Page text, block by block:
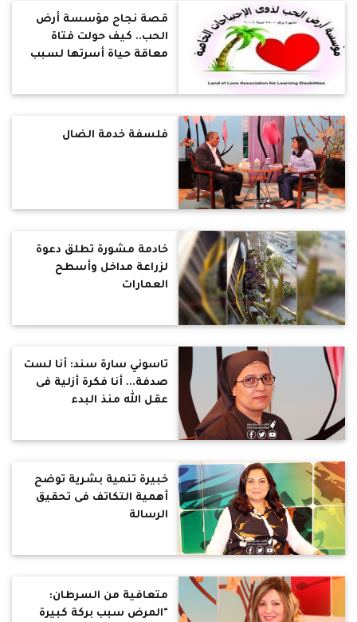
قصة نجاح مؤسسة أرض
الحب.. كيف حولت فتاة
معاقة حياة أسرتها لسبب
فلسفة خدمة الضال
خادمة مشورة تطلق دعوة
لزراعة مداخل وأسطح
العمارات
تاسوني سارة سند: أنا لست
صدفة... أنا فكرة أزلية فى
عقل الله منذ البدء
خبيرة تنمية بشرية توضح
أهمية التكاتف فى تحقيق
الرسالة
متعافية من السرطان:
"المرض سبب بركة كبيرة